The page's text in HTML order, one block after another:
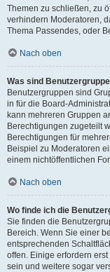
Themen zu schließen, zu
verhindern Moderatoren,
Thema Passendes, oder
Nach oben
Was sind
Benutzergruppen sind
in für die Board-
kann mehreren Gruppen
Berechtigungen zugeteilt
Berechtigungen für
Beispiel zu Moderatoren
einem nichtöffentlichen
Nach oben
Wo finde ich die
Sie finden die
Bereich. Wenn Sie einer
entsprechenden
offen. Einige erfordern
sein und weitere sogar